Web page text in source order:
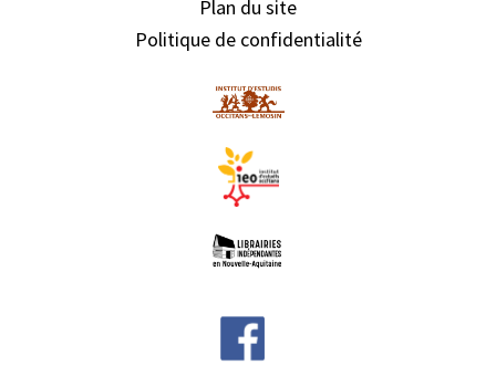
Plan du site
Politique de confidentialité